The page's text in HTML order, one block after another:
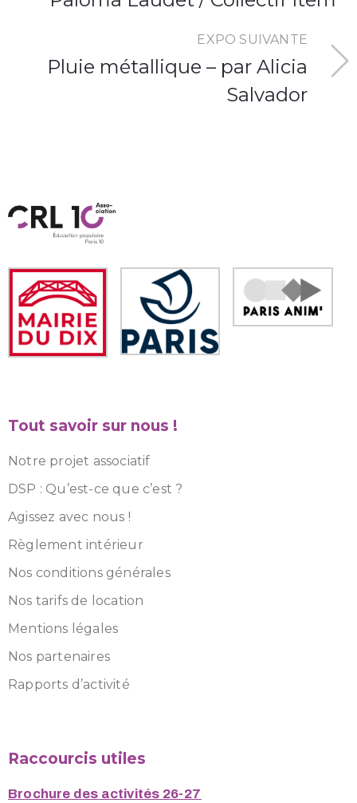
EXPO SUIVANTE
Pluie métallique – par Alicia
Salvador
Tout savoir sur nous !
Notre projet associatif
DSP : Qu’est-ce que c’est ?
Agissez avec nous !
Règlement intérieur
Nos conditions générales
Nos tarifs de location
Mentions légales
Nos partenaires
Rapports d’activité
Raccourcis utiles
Brochure des activités 26-27